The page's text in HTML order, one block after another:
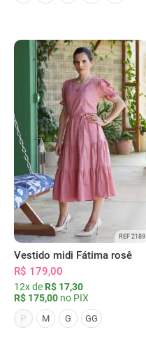
REF 2189
Vestido midi Fátima rosê
R$ 179,00
12x de R$ 17,30
R$ 175,00 no PIX
P
M G GG